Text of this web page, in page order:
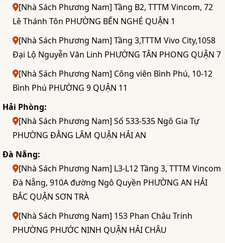
[Nhà Sách Phương Nam] Tầng B2, TTTM Vincom, 72
Lê Thánh Tôn PHƯỜNG BẾN NGHÉ QUẬN 1
[Nhà Sách Phương Nam] Tầng 3,TTTM Vivo City,1058
Đại Lộ Nguyễn Văn Linh PHƯỜNG TÂN PHONG QUẬN 7
[Nhà Sách Phương Nam] Công viên Bình Phú, 10-12
Bình Phú PHƯỜNG 9 QUẬN 11
Hải Phòng:
[Nhà Sách Phương Nam] Số 533-535 Ngô Gia Tự
PHƯỜNG ĐẰNG LÂM QUẬN HẢI AN
Đà Nẵng:
[Nhà Sách Phương Nam] L3-L12 Tầng 3, TTTM Vincom
Đà Nẵng, 910A đường Ngô Quyền PHƯỜNG AN HẢI
BẮC QUẬN SƠN TRÀ
[Nhà Sách Phương Nam] 153 Phan Châu Trinh
PHƯỜNG PHƯỚC NINH QUẬN HẢI CHÂU